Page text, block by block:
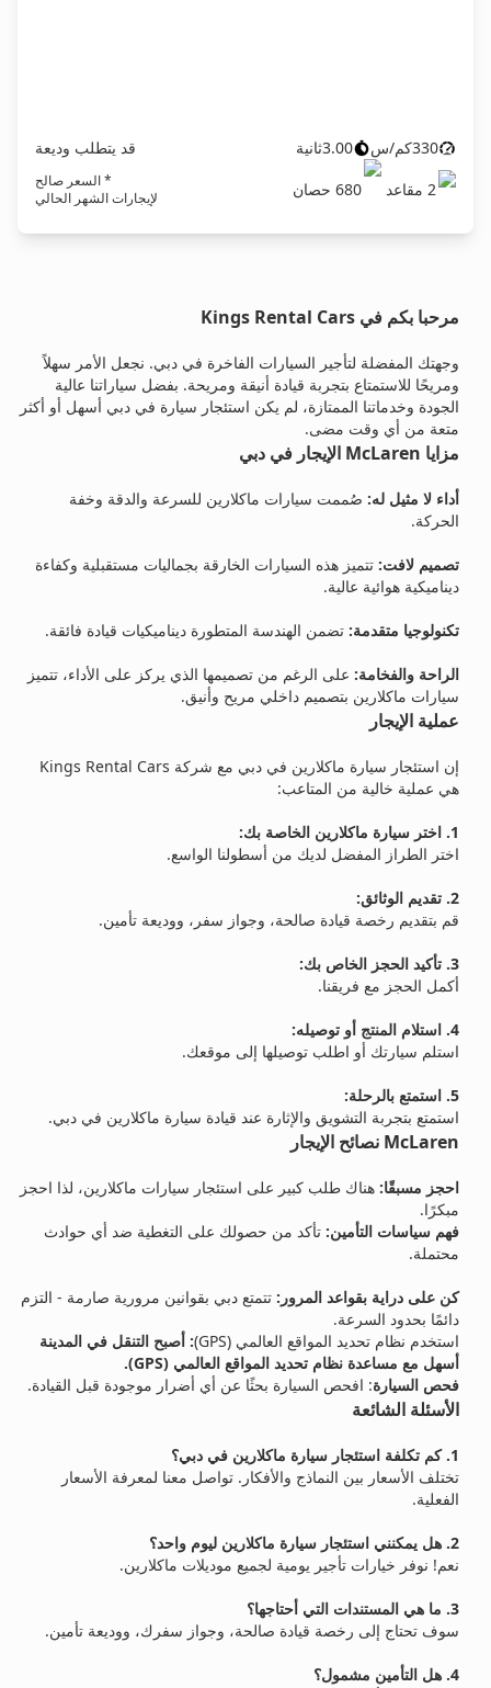
330كم/س 3.00ثانية
قد يتطلب وديعة
2 مقاعد 680 حصان
* السعر صالح
لإيجارات الشهر الحالي
مرحبا بكم في Kings Rental Cars
وجهتك المفضلة لتأجير السيارات الفاخرة في دبي. نجعل الأمر سهلاً
ومريحًا للاستمتاع بتجربة قيادة أنيقة ومريحة. بفضل سياراتنا عالية
الجودة وخدماتنا الممتازة، لم يكن استئجار سيارة في دبي أسهل أو أكثر
متعة من أي وقت مضى.
مزايا McLaren الإيجار في دبي
أداء لا مثيل له: صُممت سيارات ماكلارين للسرعة والدقة وخفة
الحركة.
تصميم لافت: تتميز هذه السيارات الخارقة بجماليات مستقبلية وكفاءة
ديناميكية هوائية عالية.
تكنولوجيا متقدمة: تضمن الهندسة المتطورة ديناميكيات قيادة فائقة.
الراحة والفخامة: على الرغم من تصميمها الذي يركز على الأداء، تتميز
سيارات ماكلارين بتصميم داخلي مريح وأنيق.
عملية الإيجار
إن استئجار سيارة ماكلارين في دبي مع شركة Kings Rental Cars
هي عملية خالية من المتاعب:
1. اختر سيارة ماكلارين الخاصة بك:
اختر الطراز المفضل لديك من أسطولنا الواسع.
2. تقديم الوثائق:
قم بتقديم رخصة قيادة صالحة، وجواز سفر، ووديعة تأمين.
3. تأكيد الحجز الخاص بك:
أكمل الحجز مع فريقنا.
4. استلام المنتج أو توصيله:
استلم سيارتك أو اطلب توصيلها إلى موقعك.
5. استمتع بالرحلة:
استمتع بتجربة التشويق والإثارة عند قيادة سيارة ماكلارين في دبي.
McLaren نصائح الإيجار
احجز مسبقًا: هناك طلب كبير على استئجار سيارات ماكلارين، لذا احجز
مبكرًا.
فهم سياسات التأمين: تأكد من حصولك على التغطية ضد أي حوادث
محتملة.
كن على دراية بقواعد المرور: تتمتع دبي بقوانين مرورية صارمة - التزم
دائمًا بحدود السرعة.
استخدم نظام تحديد المواقع العالمي (GPS)
: أصبح التنقل في المدينة
أسهل مع مساعدة نظام تحديد المواقع العالمي (GPS).
فحص السيارة: افحص السيارة بحثًا عن أي أضرار موجودة قبل القيادة.
الأسئلة الشائعة
1. كم تكلفة استئجار سيارة ماكلارين في دبي؟
تختلف الأسعار بين النماذج والأفكار. تواصل معنا لمعرفة الأسعار
الفعلية.
2. هل يمكنني استئجار سيارة ماكلارين ليوم واحد؟
نعم! نوفر خيارات تأجير يومية لجميع موديلات ماكلارين.
3. ما هي المستندات التي أحتاجها؟
سوف تحتاج إلى رخصة قيادة صالحة، وجواز سفرك، ووديعة تأمين.
4. هل التأمين مشمول؟